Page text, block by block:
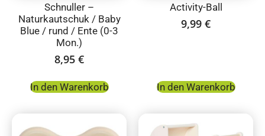
Schnuller –
Naturkautschuk / Baby
Blue / rund / Ente (0-3
Mon.)
8,95 €
In den Warenkorb
Activity-Ball
9,99 €
In den Warenkorb